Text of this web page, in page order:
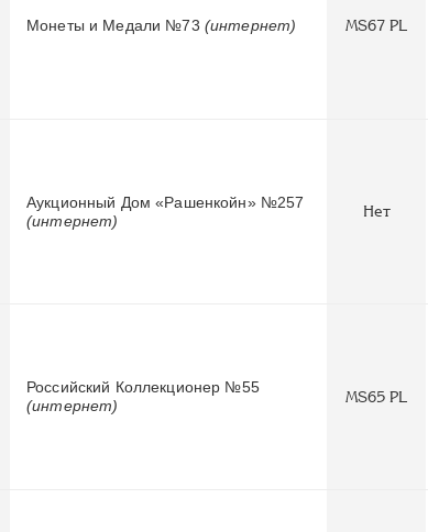
Монеты и Медали №73 (интернет) MS67 PL
Аукционный Дом «Рашенкойн» №257
(интернет)
Нет
Российский Коллекционер №55
(интернет)
MS65 PL